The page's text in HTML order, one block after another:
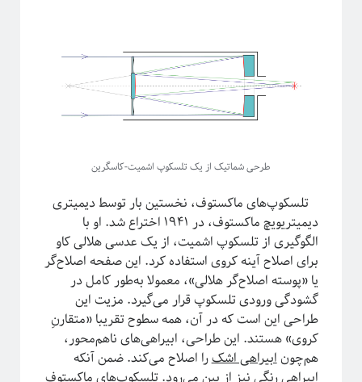
طرحی شماتیک از یک تلسکوپ اشمیت-کاسگرین
تلسکوپ‌های ماکستوف، نخستین بار توسط دیمیتری
دیمیتریویچ ماکستوف، در ۱۹۴۱ اختراع شد. او با
الگوگیری از تلسکوپ اشمیت، از یک عدسی هلالی کاو
برای اصلاح آینه کروی استفاده کرد. این صفحه اصلاح‌گر
یا «پوسته اصلاح‌گر هلالی»، معمولا به‌طور کامل در
گشودگی ورودی تلسکوپ قرار می‌گیرد. مزیت این
طراحی این است که در آن، همه سطوح تقریبا «متقارنِ
کروی» هستند. این طراحی، ابیراهی‌های نا‌هم‌محور،
هم‌چونابیراهی اشکرا اصلاح می‌کند. ضمن آنکه
ابیراهی رنگی نیز از بین می‌رود. تلسکوپ‌های ماکستوف